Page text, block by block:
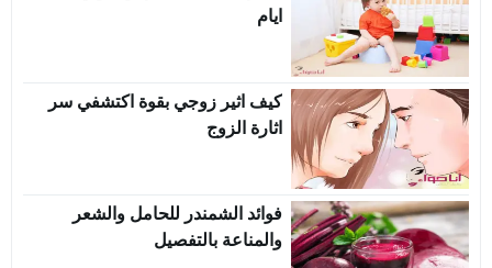
ايام
كيف اثير زوجي بقوة اكتشفي سر
اثارة الزوج
فوائد الشمندر للحامل والشعر
والمناعة بالتفصيل